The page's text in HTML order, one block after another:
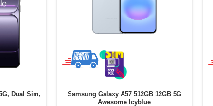
Dual Sim,
Samsung Galaxy A57 512GB 12GB 5G
Awesome Icyblue